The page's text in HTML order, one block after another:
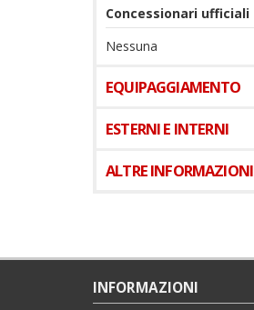
Concessionari ufficiali
Nessuna
EQUIPAGGIAMENTO
ESTERNI E INTERNI
ALTRE INFORMAZIONI
INFORMAZIONI